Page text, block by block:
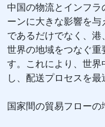
中国の物流とインフ
ーンに大きな影響を
であるだけでなく、
世界の地域をつなぐ重
す。これにより、世
し、配送プロセスを最
国家間の貿易フローの